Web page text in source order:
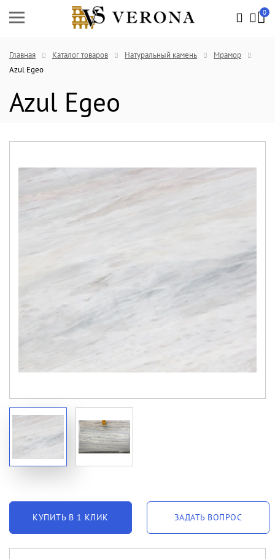
0
Главная Каталог товаров Натуральный камень
Мрамор
Azul Egeo
Azul Egeo
КУПИТЬ В 1 КЛИК ЗАДАТЬ ВОПРОС